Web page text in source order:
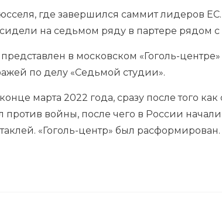
где завершился саммит лидеров
на седьмом ряду в партере рядом
в московском «Гоголь-центре»
по делу «Седьмой студии».
марта 2022 года, сразу после того
войны, после чего в России
«Гоголь-центр» был расформирован.